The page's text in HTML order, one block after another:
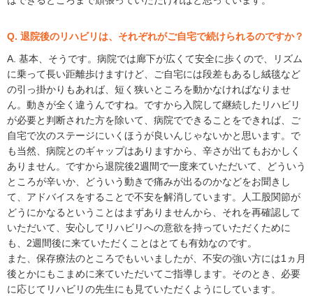
Q. 退院後のリハビリは、それぞれがご自宅で続けられるのですか？
A. 基本、そうです。病院では廊下が広くて安全に歩くので、リズム
に乗って長い距離歩けますけど、ご自宅には段差もあるし絨毯など
の引っ掛かりもあれば、短く狭いところを動かなければなりませ
ん。動きが全く違うんですね。ですから入院して継続したリハビリ
が必要と判断された方を除いて、病院でできることをできれば、ご
自宅で次のステージにいくほうが良いんじゃないかと思います。で
も当然、病院とのギャップはありますから、辛さが出てもおかしく
ありません。ですから退院後2週間で一度来ていただいて、どういう
ところが辛いか、どういう動きで痛みが出るのかなどをお聞きし
て、アドバイスをすることで不安を解消しています。人工股関節が
どうにかなるということはまずありませんから、それを再確認して
いただいて、安心してリハビリへの意欲を持っていただくために
も、2週間後に来ていただくことはとても有効なのです。
また、保存療法のところでもいいましたが、不安の強い方には1ヵ月
後とかにもこまめに来ていただいてご指導します。そのとき、必要
に応じてリハビリの先生にも見ていただくようにしています。